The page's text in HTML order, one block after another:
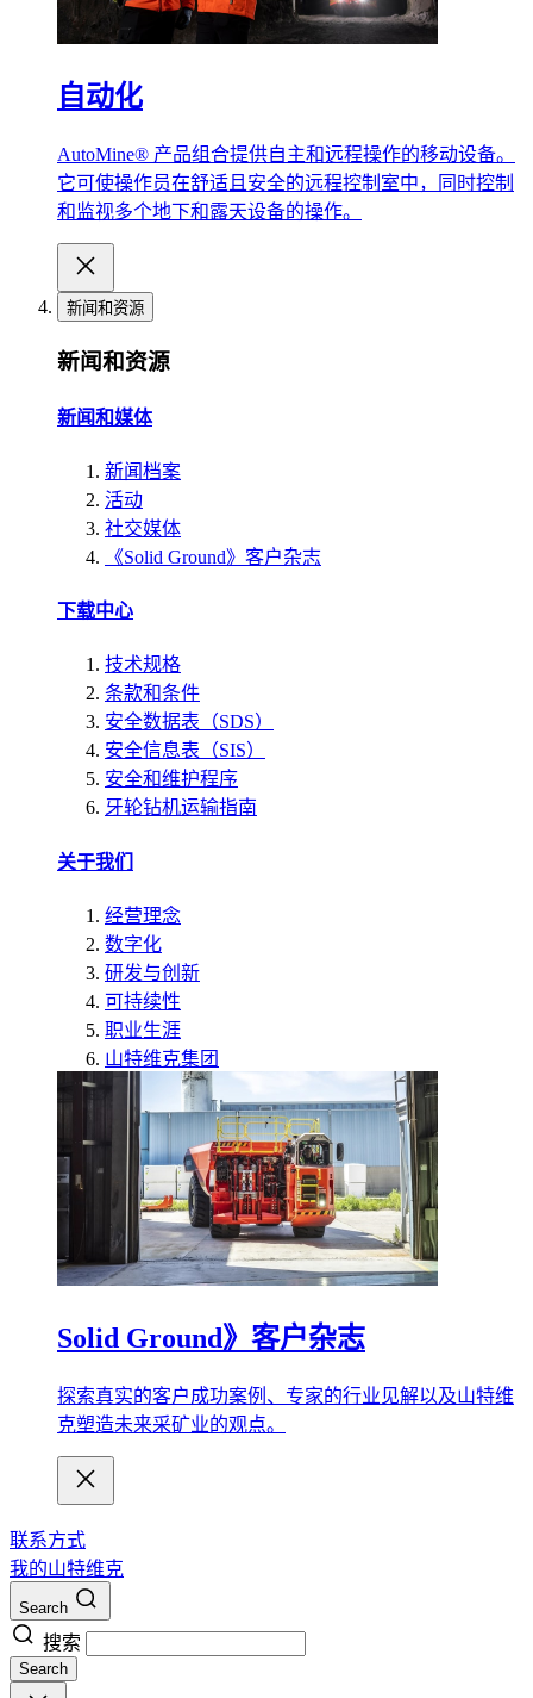
自动化
AutoMine® 产品组合提供自主和远程操作的移动设备。
它可使操作员在舒适且安全的远程控制室中，同时控制
和监视多个地下和露天设备的操作。
新闻和资源
新闻和资源
新闻和媒体
新闻档案
活动
社交媒体
《Solid Ground》客户杂志
下载中心
技术规格
条款和条件
安全数据表（SDS）
安全信息表（SIS）
安全和维护程序
牙轮钻机运输指南
关于我们
经营理念
数字化
研发与创新
可持续性
职业生涯
山特维克集团
Solid Ground》客户杂志
探索真实的客户成功案例、专家的行业见解以及山特维
克塑造未来采矿业的观点。
联系方式
我的山特维克
Search
搜索
Search